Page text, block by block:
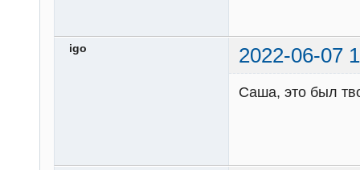
igo 2022-06-07
Саша, это был